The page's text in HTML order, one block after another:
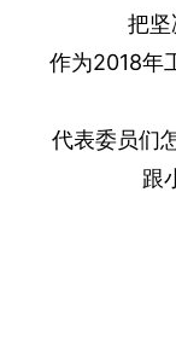
把
作为2018年
代表委员们
跟